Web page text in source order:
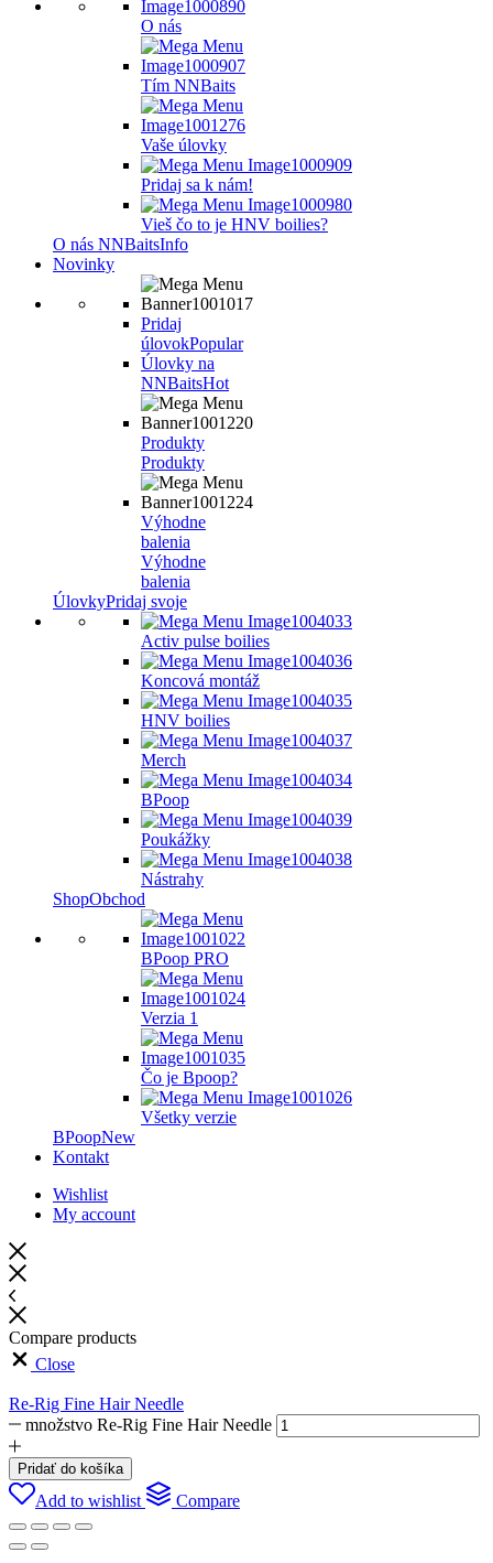
O nás
Tím NNBaits
Vaše úlovky
Pridaj sa k nám!
Vieš čo to je HNV boilies?
O nás NNBaitsInfo
Novinky
Pridaj
úlovokPopular
Úlovky na
NNBaitsHot
Produkty
Produkty
Výhodne
balenia
Výhodne
balenia
ÚlovkyPridaj svoje
Activ pulse boilies
Koncová montáž
HNV boilies
Merch
BPoop
Poukážky
Nástrahy
ShopObchod
BPoop PRO
Verzia 1
Čo je Bpoop?
Všetky verzie
BPoopNew
Kontakt
Wishlist
My account
Compare products
Close
Re-Rig Fine Hair Needle
množstvo Re-Rig Fine Hair Needle
Pridať do košíka
Add to wishlist Compare